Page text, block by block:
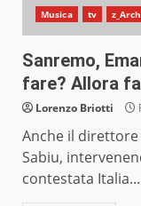
Musica tv
Sanremo,
fare? Allora
Lorenzo Briotti
Anche il
Sabiu,
contestata Italia...